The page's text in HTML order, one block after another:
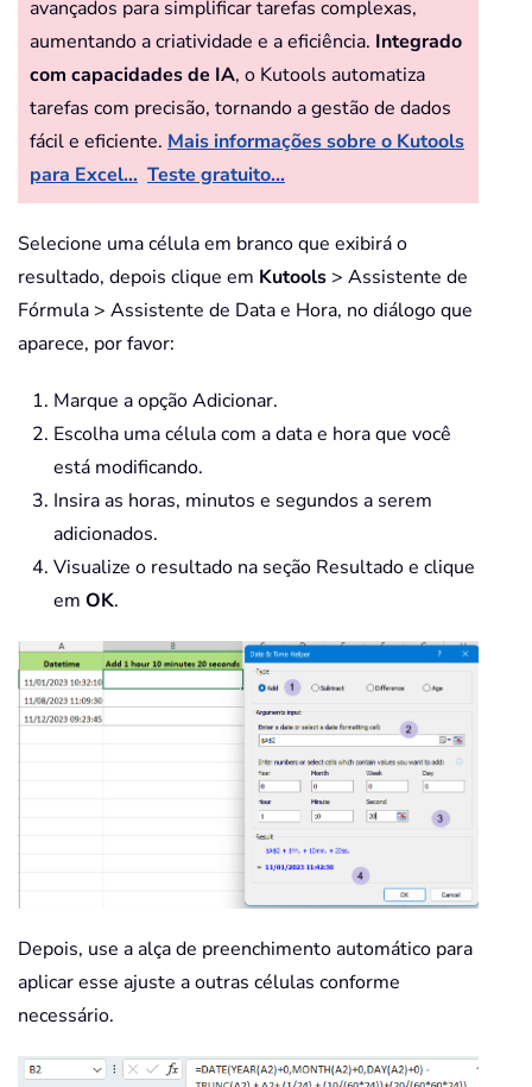
avançados para simplificar tarefas complexas,
aumentando a criatividade e a eficiência. Integrado
com capacidades de IA, o Kutools automatiza
tarefas com precisão, tornando a gestão de dados
fácil e eficiente. Mais informações sobre o Kutools
para Excel... Teste gratuito...
Selecione uma célula em branco que exibirá o
resultado, depois clique em Kutools > Assistente de
Fórmula > Assistente de Data e Hora, no diálogo que
aparece, por favor:
Marque a opção Adicionar.
Escolha uma célula com a data e hora que você
está modificando.
Insira as horas, minutos e segundos a serem
adicionados.
Visualize o resultado na seção Resultado e clique
em OK.
Depois, use a alça de preenchimento automático para
aplicar esse ajuste a outras células conforme
necessário.